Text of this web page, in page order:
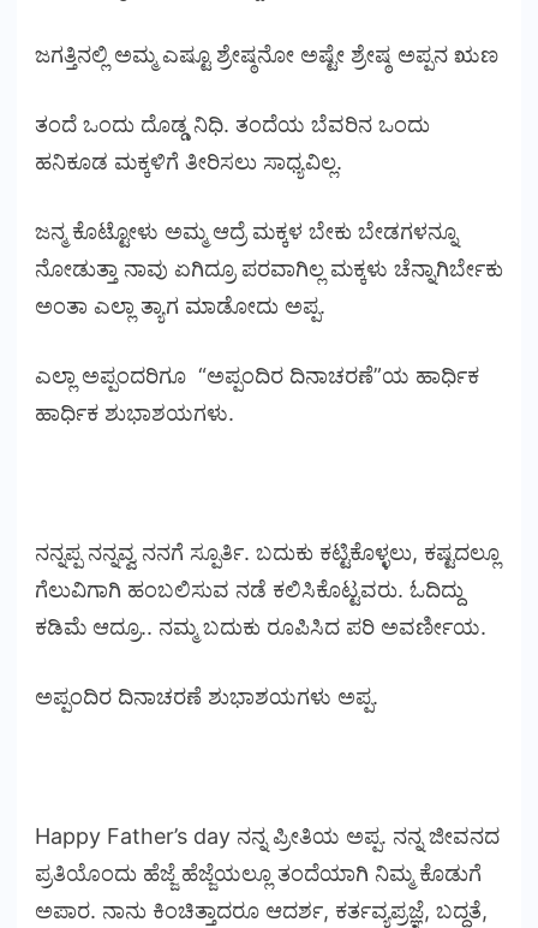
ಜಗತ್ತಿನಲ್ಲಿ ಅಮ್ಮ ಎಷ್ಟೂ ಶ್ರೇಷ್ಠನೋ ಅಷ್ಟೇ ಶ್ರೇಷ್ಠ ಅಪ್ಪನ ಋಣ
ತಂದೆ ಒಂದು ದೊಡ್ಡ ನಿಧಿ. ತಂದೆಯ ಬೆವರಿನ ಒಂದು
ಹನಿಕೂಡ ಮಕ್ಕಳಿಗೆ ತೀರಿಸಲು ಸಾಧ್ಯವಿಲ್ಲ.
ಜನ್ಮ ಕೊಟ್ಟೋಳು ಅಮ್ಮ ಆದ್ರೆ ಮಕ್ಕಳ ಬೇಕು ಬೇಡಗಳನ್ನೂ
ನೋಡುತ್ತಾ ನಾವು ಏಗಿದ್ರೂ ಪರವಾಗಿಲ್ಲ ಮಕ್ಕಳು ಚೆನ್ನಾಗಿರ್ಬೇಕು
ಅಂತಾ ಎಲ್ಲಾ ತ್ಯಾಗ ಮಾಡೋದು ಅಪ್ಪ.
ಎಲ್ಲಾ ಅಪ್ಪಂದರಿಗೂ “ಅಪ್ಪಂದಿರ ದಿನಾಚರಣೆ”ಯ ಹಾರ್ಧಿಕ
ಹಾರ್ಧಿಕ ಶುಭಾಶಯಗಳು.
ನನ್ನಪ್ಪ ನನ್ನವ್ವ ನನಗೆ ಸ್ಪೂರ್ತಿ. ಬದುಕು ಕಟ್ಟಿಕೊಳ್ಳಲು, ಕಷ್ಟದಲ್ಲೂ
ಗೆಲುವಿಗಾಗಿ ಹಂಬಲಿಸುವ ನಡೆ ಕಲಿಸಿಕೊಟ್ಟವರು. ಓದಿದ್ದು
ಕಡಿಮೆ ಆದ್ರೂ.. ನಮ್ಮ ಬದುಕು ರೂಪಿಸಿದ ಪರಿ ಅವರ್ಣೀಯ.
ಅಪ್ಪಂದಿರ ದಿನಾಚರಣೆ ಶುಭಾಶಯಗಳು ಅಪ್ಪ.
Happy Father’s day ನನ್ನ ಪ್ರೀತಿಯ ಅಪ್ಪ. ನನ್ನ ಜೀವನದ
ಪ್ರತಿಯೊಂದು ಹೆಜ್ಜೆ ಹೆಜ್ಜೆಯಲ್ಲೂ ತಂದೆಯಾಗಿ ನಿಮ್ಮ ಕೊಡುಗೆ
ಅಪಾರ. ನಾನು ಕಿಂಚಿತ್ತಾದರೂ ಆದರ್ಶ, ಕರ್ತವ್ಯಪ್ರಜ್ಞೆ, ಬದ್ಧತೆ,